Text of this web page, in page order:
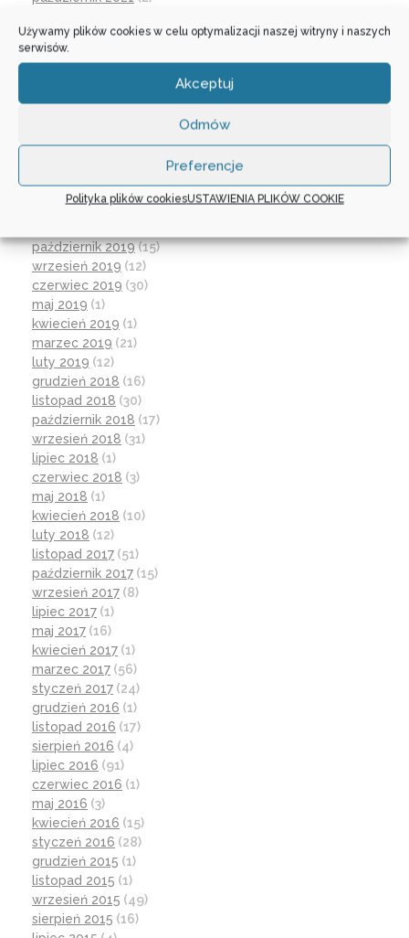
Używamy plików cookies w celu optymalizacji naszej witryny i naszych
serwisów.
Akceptuj
Odmów
Preferencje
Polityka plików cookiesUSTAWIENIA PLIKÓW COOKIE
sierpień 2021(4)
lipiec 2021
kwiecień 2020(1)
styczeń 2020(17)
grudzień 2019(18)
październik 2019(15)
wrzesień 2019 (12)
czerwiec 2019 (30)
maj 2019 (1)
kwiecień 2019 (1)
marzec 2019 (21)
luty 2019 (12)
grudzień 2018 (16)
listopad 2018 (30)
październik 2018 (17)
wrzesień 2018 (31)
lipiec 2018 (1)
czerwiec 2018 (3)
maj 2018 (1)
kwiecień 2018 (10)
luty 2018 (12)
listopad 2017 (51)
październik 2017 (15)
wrzesień 2017 (8)
lipiec 2017 (1)
maj 2017 (16)
kwiecień 2017 (1)
marzec 2017 (56)
styczeń 2017 (24)
grudzień 2016 (1)
listopad 2016 (17)
sierpień 2016 (4)
lipiec 2016 (91)
czerwiec 2016 (1)
maj 2016 (3)
kwiecień 2016 (15)
styczeń 2016 (28)
grudzień 2015 (1)
listopad 2015 (1)
wrzesień 2015 (49)
sierpień 2015 (16)